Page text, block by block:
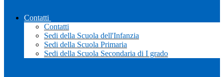
Contatti
Contatti
Sedi della Scuola dell'Infanzia
Sedi della Scuola Primaria
Sedi della Scuola Secondaria di I grado